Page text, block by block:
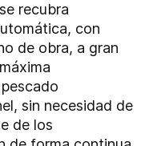
recubra
con
de obra, a gran
sin necesidad de
de los